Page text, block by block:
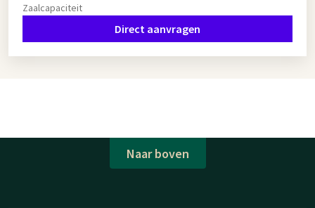
Zaalcapaciteit
Direct aanvragen
Naar boven